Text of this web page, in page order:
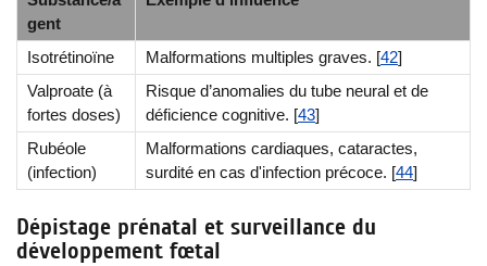
gent
Isotrétinoïne Malformations multiples graves. [42]
Valproate (à
fortes doses)
Risque d’anomalies du tube neural et de
déficience cognitive. [43]
Rubéole
(infection)
Malformations cardiaques, cataractes,
surdité en cas d'infection précoce. [44]
Dépistage prénatal et surveillance du
développement fœtal